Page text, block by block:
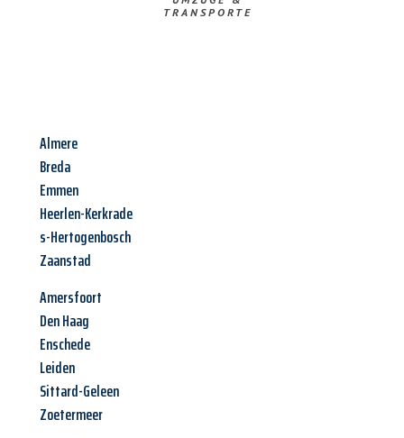
TRANSPORTE
Almere
Breda
Emmen
Heerlen-Kerkrade
s-Hertogenbosch
Zaanstad
Amersfoort
Den Haag
Enschede
Leiden
Sittard-Geleen
Zoetermeer